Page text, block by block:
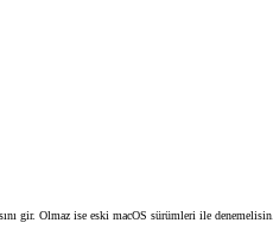
gir. Olmaz ise eski macOS sürümleri ile denemelisin.